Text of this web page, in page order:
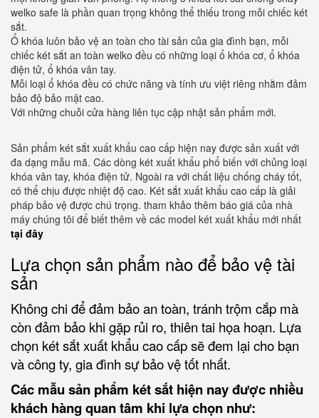
welko safe là phần quan trọng không thể thiếu trong mỗi chiếc két
sắt.
Ổ khóa luôn bảo vệ an toàn cho tài sản của gia đình bạn, mỗi
chiếc két sắt an toàn welko đều có những loại ổ khóa cơ, ổ khóa
điện tử, ổ khóa vân tay.
Mỗi loại ổ khóa đều có chức năng và tính ưu việt riêng nhằm đảm
bảo độ bảo mật cao.
Với những chuỗi cửa hàng liên tục cập nhật sản phẩm mới.
Sản phẩm két sắt xuất khẩu cao cấp hiện nay được sản xuất với
đa dạng mẫu mã. Các dòng két xuất khẩu phổ biến với chủng loại
khóa vân tay, khóa điện tử. Ngoài ra với chất liệu chống cháy tốt,
có thể chịu được nhiệt độ cao. Két sắt xuất khẩu cao cấp là giải
pháp bảo vệ được chú trọng. tham khảo thêm báo giá của nhà
máy chúng tôi để biết thêm về các model két xuất khẩu mới nhất
tại đây
Lựa chọn sản phẩm nào để bảo vệ tài
sản
Không chi để đảm bảo an toàn, tránh trộm cắp mà
còn đảm bảo khi gặp rủi ro, thiên tai họa hoạn. Lựa
chọn két sắt xuất khẩu cao cấp sẽ đem lại cho bạn
và công ty, gia đình sự bảo vệ tốt nhất.
Các mẫu sản phẩm két sắt hiện nay được nhiều
khách hàng quan tâm khi lựa chọn như: